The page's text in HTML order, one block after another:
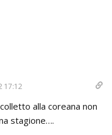
17:12
alla coreana non
stagione….